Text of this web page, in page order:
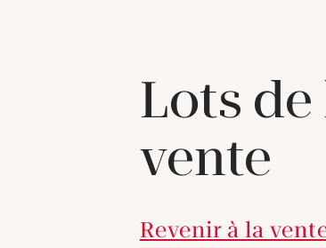
Lots de
vente
Revenir à la